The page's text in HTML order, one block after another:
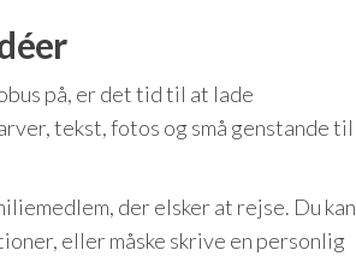
på, er det tid til at lade
tekst, fotos og små genstande til
der elsker at rejse. Du kan
eller måske skrive en personlig